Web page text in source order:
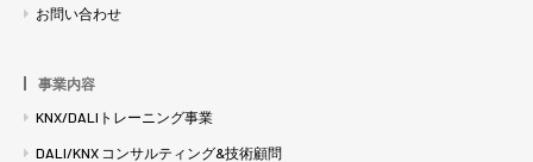
お問い合わせ
事業内容
KNX/DALIトレーニング事業
DALI/KNX コンサルティング&技術顧問